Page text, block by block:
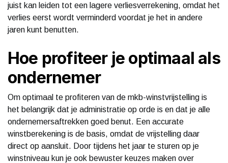
juist kan leiden tot een lagere verliesverrekening, omdat het
verlies eerst wordt verminderd voordat je het in andere
jaren kunt benutten.
Hoe profiteer je optimaal als
ondernemer
Om optimaal te profiteren van de mkb-winstvrijstelling is
het belangrijk dat je administratie op orde is en dat je alle
ondernemersaftrekken goed benut. Een accurate
winstberekening is de basis, omdat de vrijstelling daar
direct op aansluit. Door tijdens het jaar te sturen op je
winstniveau kun je ook bewuster keuzes maken over